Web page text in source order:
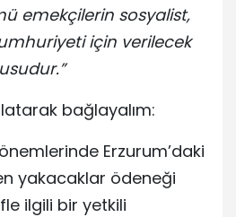
emekçilerin sosyalist,
için verilecek
bağlayalım:
Erzurum’daki
yakacaklar ödeneği
ilgili bir yetkili